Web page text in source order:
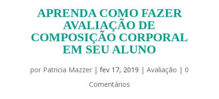
APRENDA COMO FAZER
AVALIAÇÃO DE
COMPOSIÇÃO CORPORAL
EM SEU ALUNO
por Patricia Mazzer| fev 17, 2019 | Avaliação | 0
Comentários